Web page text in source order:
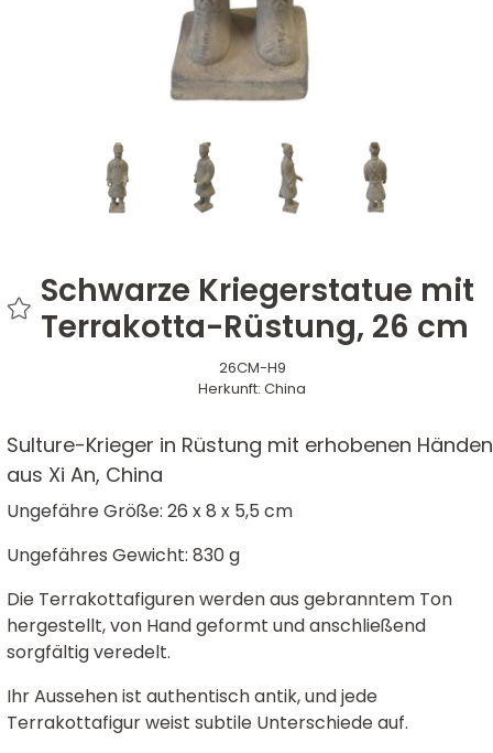
Schwarze Kriegerstatue mit
Terrakotta-Rüstung, 26 cm
26CM-H9
Herkunft: China
Sulture-Krieger in Rüstung mit erhobenen Händen
aus Xi An, China
Ungefähre Größe: 26 x 8 x 5,5 cm
Ungefähres Gewicht: 830 g
Die Terrakottafiguren werden aus gebranntem Ton
hergestellt, von Hand geformt und anschließend
sorgfältig veredelt.
Ihr Aussehen ist authentisch antik, und jede
Terrakottafigur weist subtile Unterschiede auf.